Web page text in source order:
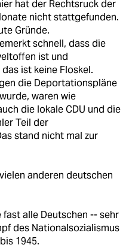
hat der Rechtsruck der
nicht stattgefunden.
Gründe.
schnell, dass die
ist und
ist keine Floskel.
die Deportationspläne
waren wie
die lokale CDU und die
Teil der
stand nicht mal zur
anderen deutschen
alle Deutschen -- sehr
des Nationalsozialismus
1945.